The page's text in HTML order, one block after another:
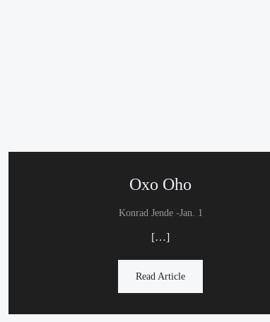
Oxo Oho
Konrad Jende -Jan. 1
[…]
Read Article